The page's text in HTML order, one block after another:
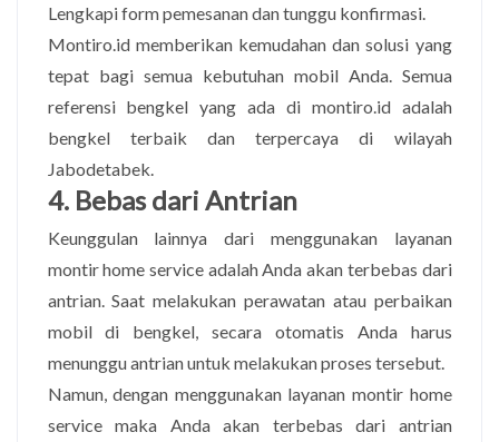
Lengkapi form pemesanan dan tunggu konfirmasi.
Montiro.id memberikan kemudahan dan solusi yang
tepat bagi semua kebutuhan mobil Anda. Semua
referensi bengkel yang ada di montiro.id adalah
bengkel terbaik dan terpercaya di wilayah
Jabodetabek.
4. Bebas dari Antrian
Keunggulan lainnya dari menggunakan layanan
montir home service adalah Anda akan terbebas dari
antrian. Saat melakukan perawatan atau perbaikan
mobil di bengkel, secara otomatis Anda harus
menunggu antrian untuk melakukan proses tersebut.
Namun, dengan menggunakan layanan montir home
service maka Anda akan terbebas dari antrian